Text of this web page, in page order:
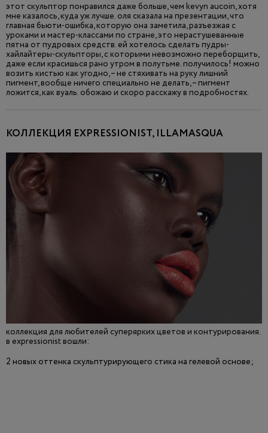
этот скульптор понравился даже больше, чем kevyn aucoin, хотя
мне казалось, куда уж лучше. оля сказала на презентации, что
главная бьюти-ошибка, которую она заметила, разъезжая с
уроками и мастер-классами по стране, это нерастушеванные
пятна от пудровых средств. ей хотелось сделать пудры-
хайлайтеры-скульпторы, с которыми невозможно переборщить,
даже если красишься рано утром в полутьме. получилось! можно
возить кистью как угодно, – не стяхивать на руку лишний
пигмент, вообще ничего специально не делать, – пигмент
ложится, как вуаль. обожаю и скоро расскажу в подробностях.
КОЛЛЕКЦИЯ EXPRESSIONIST, ILLAMASQUA
коллекция для любителей суперярких цветов и контурирования.
в expressionist вошли:
2 новых оттенка скульптурирующего стика на гелевой основе;